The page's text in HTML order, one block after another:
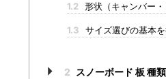
1.2 形状（キャンバー
1.3 サイズ選びの基本
2 スノーボード 板 種